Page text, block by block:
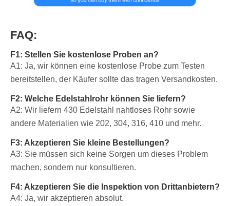
FAQ:
F1: Stellen Sie kostenlose Proben an?
A1: Ja, wir können eine kostenlose Probe zum Testen
bereitstellen, der Käufer sollte das tragen Versandkosten.
F2: Welche Edelstahlrohr können Sie liefern?
A2: Wir liefern 430 Edelstahl nahtloses Rohr sowie
andere Materialien wie 202, 304, 316, 410 und mehr.
F3: Akzeptieren Sie kleine Bestellungen?
A3: Sie müssen sich keine Sorgen um dieses Problem
machen, sondern nur konsultieren.
F4: Akzeptieren Sie die Inspektion von Drittanbietern?
A4: Ja, wir akzeptieren absolut.